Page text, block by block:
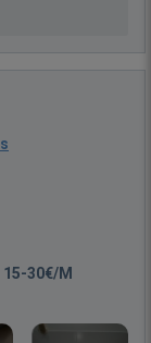
15-30€/M